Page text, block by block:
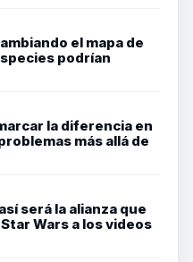
el mapa de
podrían
la diferencia en
más allá de
será la alianza que
Wars a los videos